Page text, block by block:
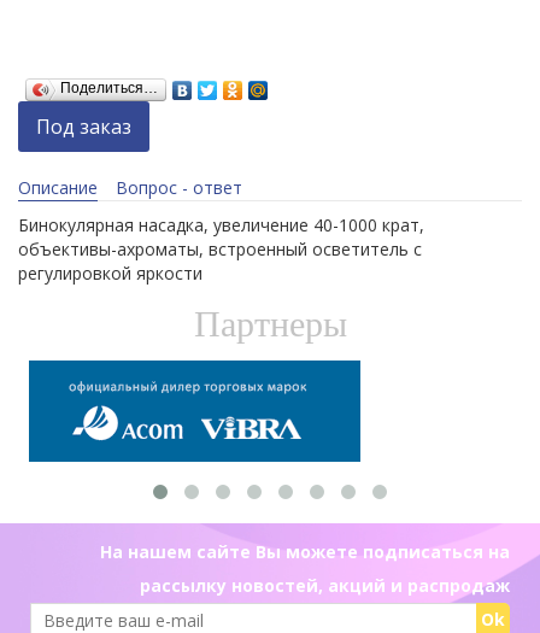
Поделиться…
Под заказ
Описание
Вопрос - ответ
Бинокулярная насадка, увеличение 40-1000 крат,
объективы-ахроматы, встроенный осветитель с
регулировкой яркости
Партнеры
На нашем сайте Вы можете подписаться на
рассылку новостей, акций и распродаж
Ok